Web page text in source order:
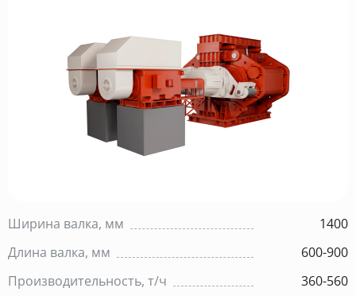
Ширина валка, мм
1400
Длина валка, мм
600-900
Производительность, т/ч
360-560